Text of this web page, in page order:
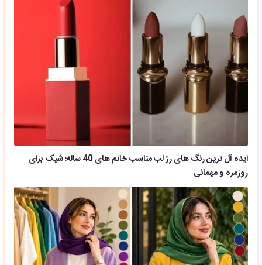
ایده آل ترین رنگ های رژ لب مناسب خانم های 40 ساله؛ شیک برای
روزمره و مهمانی